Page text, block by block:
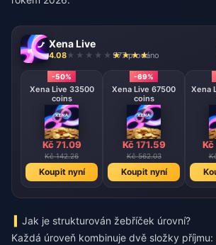
Xena Live
4.08 977 prodáno
-50%
Xena Live 33500
coins
Kč 71.09
Kč 142.26
Koupit nyní
-69%
Xena Live 67500
coins
Kč 171.59
Kč 562.03
Koupit nyní
Xena
Jak je strukturován žebříček úrovní?
Každá úroveň kombinuje dvě složky příjmu: